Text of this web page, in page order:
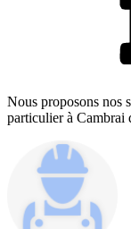
Nous proposons nos
particulier à Cambrai